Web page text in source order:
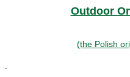
Outdoor
(the Polish